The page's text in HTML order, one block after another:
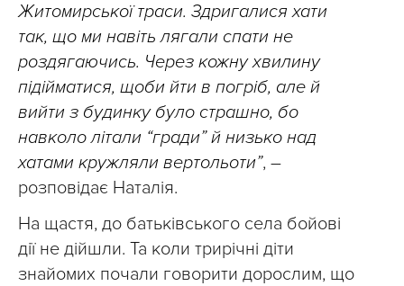
Житомирської траси. Здригалися хати
так, що ми навіть лягали спати не
роздягаючись. Через кожну хвилину
підійматися, щоби йти в погріб, але й
вийти з будинку було страшно, бо
навколо літали “гради” й низько над
хатами кружляли вертольоти”, –
розповідає Наталія.
На щастя, до батьківського села бойові
дії не дійшли. Та коли трирічні діти
знайомих почали говорити дорослим, що